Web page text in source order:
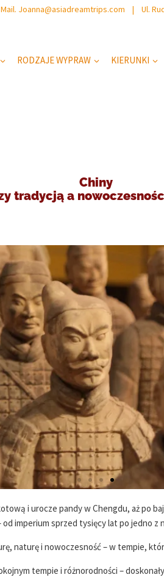
Joanna@asiadreamtrips.com | Ul.
RODZAJE WYPRAW KIERUNKI
Chiny
tradycją a
i urocze pandy w Chengdu, aż po
imperium sprzed tysięcy lat po jedno
naturę i nowoczesność – w tempie,
tempie i różnorodności –